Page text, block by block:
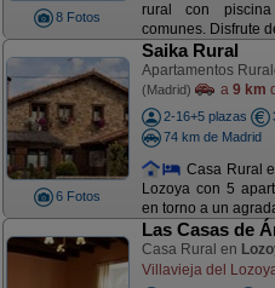
8 Fotos
rural con
comunes. Disfrute
6 Fotos
Saika Rural
Apartamentos
(Madrid) a 9 km
2-16+5 plazas
74 km de Madrid
Casa Rural
Lozoya con 5
en torno a un
Las Casas de
Casa Rural en
Villavieja del